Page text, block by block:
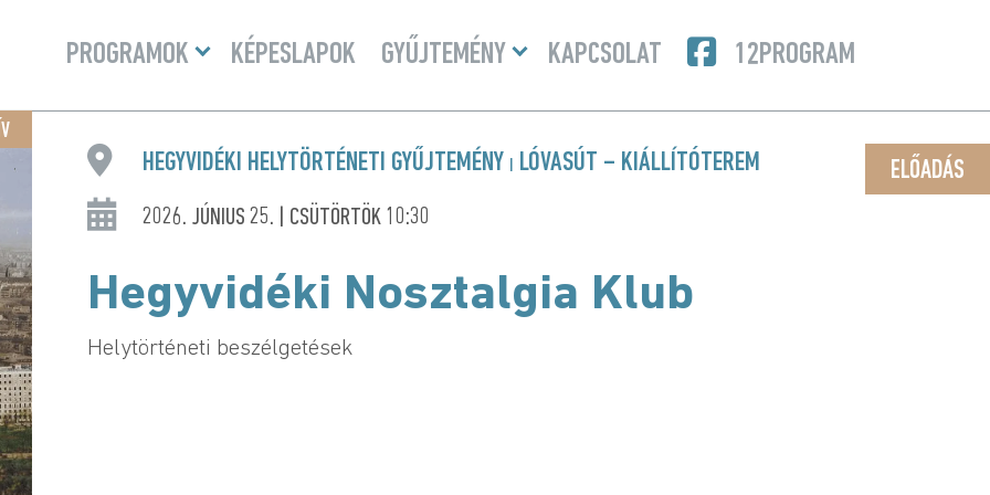
PROGRAMOK
Menü
lenyitásaKÉPESLAPOK GYŰJTEMÉNY
Menü
lenyitásaKAPCSOLAT 12PROGRAM
ELŐADÁS
HEGYVIDÉKI HELYTÖRTÉNETI GYŰJTEMÉNY LÓVASÚT – KIÁLLÍTÓTEREM
2026. JÚNIUS 25. | CSÜTÖRTÖK 10:30
Hegyvidéki Nosztalgia Klub
Helytörténeti beszélgetések